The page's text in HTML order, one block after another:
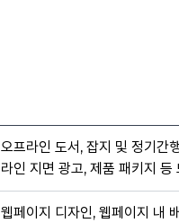
오프라인 도서, 잡지 및 정기간
라인 지면 광고, 제품 패키지 등
웹페이지 디자인, 웹페이지 내